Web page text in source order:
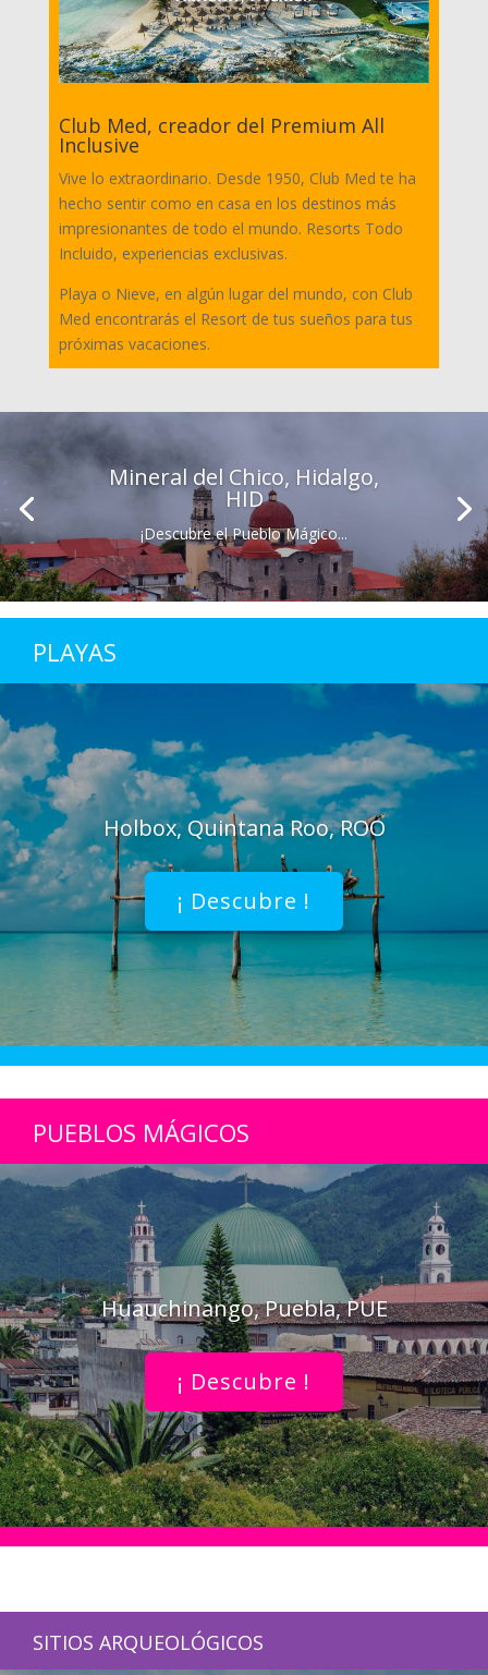
Club Med, creador del Premium All
Inclusive
Vive lo extraordinario. Desde 1950, Club Med te ha
hecho sentir como en casa en los destinos más
impresionantes de todo el mundo. Resorts Todo
Incluido, experiencias exclusivas.
Playa o Nieve, en algún lugar del mundo, con Club
Med encontrarás el Resort de tus sueños para tus
próximas vacaciones.
Mineral del Chico, Hidalgo,
HID
¡Descubre el Pueblo Mágico...
PLAYAS
Holbox, Quintana Roo, ROO
¡ Descubre !
PUEBLOS MÁGICOS
Huauchinango, Puebla, PUE
¡ Descubre !
SITIOS ARQUEOLÓGICOS